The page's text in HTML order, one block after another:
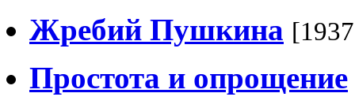
Жребий Пушкина
Простота и опрощение